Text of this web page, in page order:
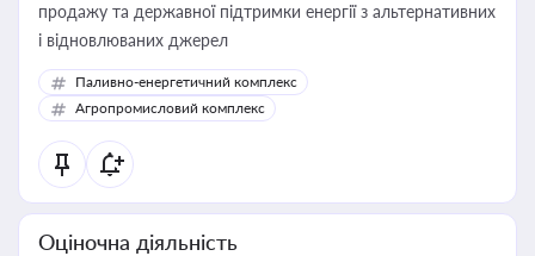
продажу та державної підтримки енергії з альтернативних
і відновлюваних джерел
Паливно-енергетичний комплекс
Агропромисловий комплекс
Оціночна діяльність